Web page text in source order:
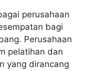
perusahaan
bagi
Perusahaan
pelatihan dan
yang dirancang